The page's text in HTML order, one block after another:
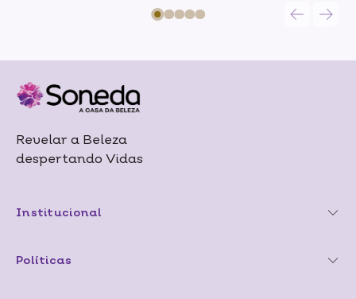
Revelar a Beleza
despertando Vidas
Institucional
Políticas